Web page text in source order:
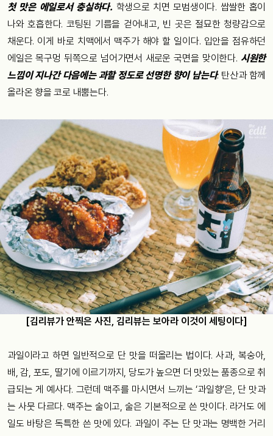
첫 맛은 에일로서 충실하다. 학생으로 치면 모범생이다. 쌉쌀한 홉이
나와 호흡한다. 코팅된 기름을 걷어내고, 빈 곳은 절묘한 청량감으로
채운다. 이게 바로 치맥에서 맥주가 해야 할 일이다. 입안을 점유하던
에일은 목구멍 뒤쪽으로 넘어가면서 새로운 국면을 맞이한다. 시원한
느낌이 지나간 다음에는 과할 정도로 선명한 향이 남는다. 탄산과 함께
올라온 향을 코로 내뿜는다.
[김리뷰가 안찍은 사진, 김리뷰는 보아라 이것이 세팅이다]
과일이라고 하면 일반적으로 단 맛을 떠올리는 법이다. 사과, 복숭아,
배, 감, 포도, 딸기에 이르기까지, 당도가 높으면 더 맛있는 품종으로 취
급되는 게 예사다. 그런데 맥주를 마시면서 느끼는 ‘과일향’은, 단 맛과
는 사뭇 다르다. 맥주는 술이고, 술은 기본적으로 쓴 맛이다. 라거도 에
일도 바탕은 독특한 쓴 맛에 있다. 과일이 주는 단 맛과는 명백한 거리